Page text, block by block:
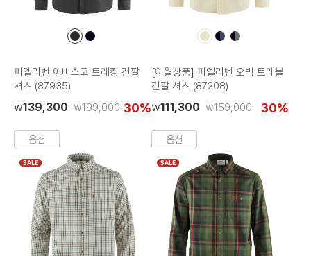
컬
컬
피엘라벤 아비스코 트레킹 긴팔
셔츠 (87935)
₩139,300 ₩199,000 30%
옵션
컬
컬
컬
[이월상품] 피엘라벤 오빅 트래블
긴팔 셔츠 (87208)
₩111,300 ₩159,000 30%
옵션
SALE SALE